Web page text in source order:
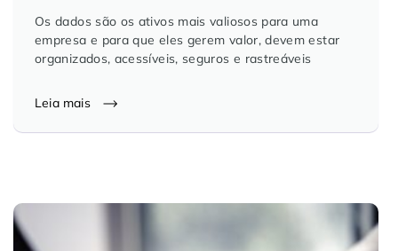
Os dados são os ativos mais valiosos para uma
empresa e para que eles gerem valor, devem estar
organizados, acessíveis, seguros e rastreáveis
Leia mais